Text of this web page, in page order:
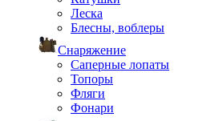
Леска
Блесны, воблеры
Снаряжение
Саперные лопаты
Топоры
Фляги
Фонари